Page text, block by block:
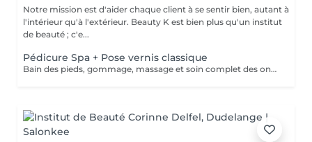
Notre mission est d'aider chaque client à se sentir bien, autant à
l'intérieur qu'à l'extérieur. Beauty K est bien plus qu'un institut
de beauté ; c'e...
Pédicure Spa + Pose vernis classique
Bain des pieds, gommage, massage et soin complet des ongles de pieds + Pose de vernis classique pieds.